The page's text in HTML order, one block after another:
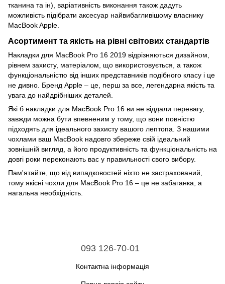
тканина та ін), варіативність виконання також дадуть
можливість підібрати аксесуар найвибагливішому власнику
MacBook Apple.
Асортимент та якість на рівні світових стандартів
Накладки для MacBook Pro 16 2019 відрізняються дизайном,
рівнем захисту, матеріалом, що використовується, а також
функціональністю від інших представників подібного класу і це
не дивно. Бренд Apple – це, перш за все, легендарна якість та
увага до найдрібніших деталей.
Які б накладки для MacBook Pro 16 ви не віддали перевагу,
завжди можна бути впевненим у тому, що вони повністю
підходять для ідеального захисту вашого лептопа. З нашими
чохлами ваш MacBook надовго збереже свій ідеальний
зовнішній вигляд, а його продуктивність та функціональність на
довгі роки переконають вас у правильності свого вибору.
Пам'ятайте, що від випадковостей ніхто не застрахований,
тому якісні чохли для MacBook Pro 16 – це не забаганка, а
нагальна необхідність.
093 126-70-01
Контактна інформація